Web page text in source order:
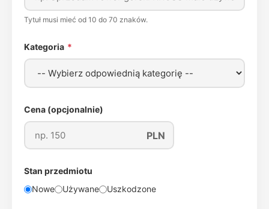
Tytuł musi mieć od 10 do 70 znaków.
Kategoria *
Cena (opcjonalnie)
PLN
Stan przedmiotu
Nowe
Używane Uszkodzone